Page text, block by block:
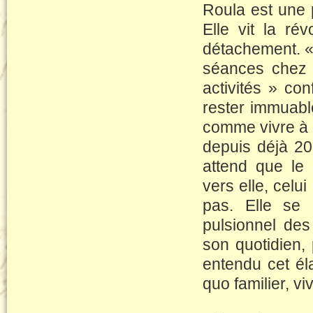
Roula est une
Elle vit la
détachement.
séances
activités »
rester
comme vivre
depuis déjà
attend que le
vers elle, celui
pas. Elle se
pulsionnel
son
entendu cet
quo familier,